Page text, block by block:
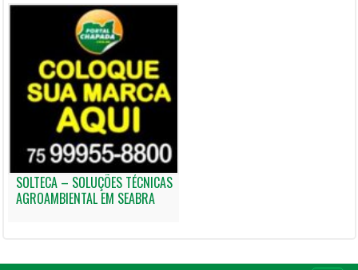
SOLTECA – SOLUÇÕES TÉCNICAS
AGROAMBIENTAL EM SEABRA